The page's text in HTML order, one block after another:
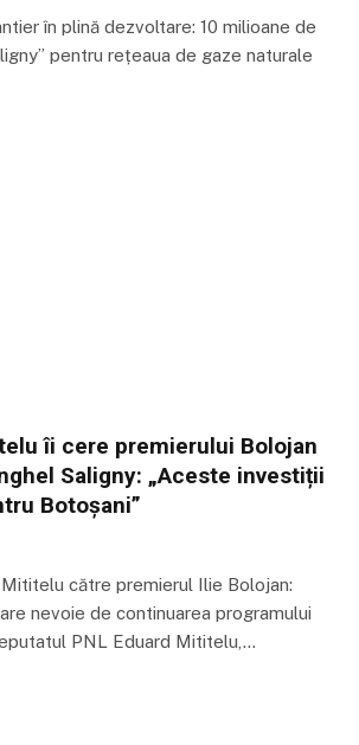
în plină dezvoltare: 10 milioane de
pentru rețeaua de gaze naturale
îi cere premierului Bolojan
Saligny: „Aceste investiții
Botoșani”
către premierul Ilie Bolojan:
nevoie de continuarea programului
PNL Eduard Mititelu,…